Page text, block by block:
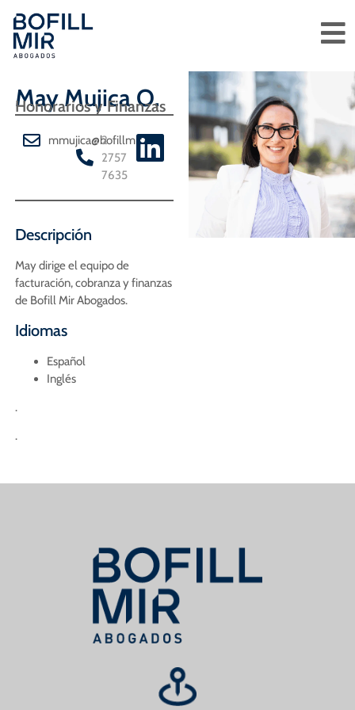
May Mujica O.
Honorarios y Finanzas
mmujica@bofillmir.cl
2
2757
7635
Descripción
May dirige el equipo de
facturación, cobranza y finanzas
de Bofill Mir Abogados.
Idiomas
Español
Inglés
.
.